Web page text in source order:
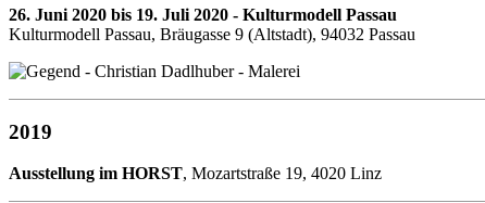
26. Juni 2020 bis 19. Juli 2020 - Kulturmodell Passau
Kulturmodell Passau, Bräugasse 9 (Altstadt), 94032 Passau
2019
Ausstellung im HORST, Mozartstraße 19, 4020 Linz